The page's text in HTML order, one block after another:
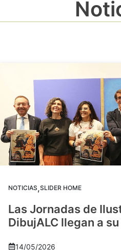
NOTICIAS,SLIDER HOME
Las Jornadas de
DibujALC llegan a
14/05/2026